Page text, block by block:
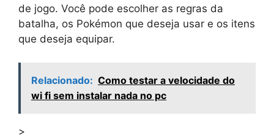
de jogo. Você pode escolher as regras da
batalha, os Pokémon que deseja usar e os itens
que deseja equipar.
Relacionado: Como testar a velocidade do
wi fi sem instalar nada no pc
>